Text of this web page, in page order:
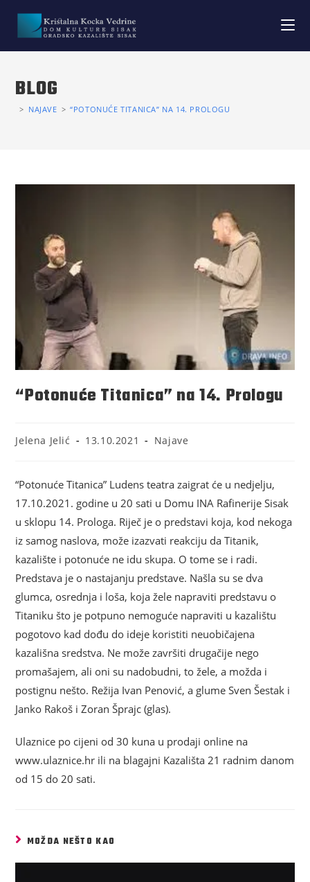
BLOG
> NAJAVE > “POTONUĆE TITANICA” NA 14. PROLOGU
“Potonuće Titanica” na 14. Prologu
Jelena Jelić 13.10.2021 Najave
“Potonuće Titanica” Ludens teatra zaigrat će u nedjelju,
17.10.2021. godine u 20 sati u Domu INA Rafinerije Sisak
u sklopu 14. Prologa. Riječ je o predstavi koja, kod nekoga
iz samog naslova, može izazvati reakciju da Titanik,
kazalište i potonuće ne idu skupa. O tome se i radi.
Predstava je o nastajanju predstave. Našla su se dva
glumca, osrednja i loša, koja žele napraviti predstavu o
Titaniku što je potpuno nemoguće napraviti u kazalištu
pogotovo kad dođu do ideje koristiti neuobičajena
kazališna sredstva. Ne može završiti drugačije nego
promašajem, ali oni su nadobudni, to žele, a možda i
postignu nešto. Režija Ivan Penović, a glume Sven Šestak i
Janko Rakoš i Zoran Šprajc (glas).
Ulaznice po cijeni od 30 kuna u prodaji online na
www.ulaznice.hr ili na blagajni Kazališta 21 radnim danom
od 15 do 20 sati.
MOŽDA NEŠTO KAO